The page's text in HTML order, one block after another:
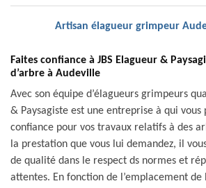
Artisan élagueur grimpeur
Faites confiance à JBS Elagueur &
d’arbre à Audeville
Avec son équipe d’élagueurs grimpeurs
& Paysagiste est une entreprise à qui vous
confiance pour vos travaux relatifs à des
la prestation que vous lui demandez, il
de qualité dans le respect ds normes et
attentes. En fonction de l’emplacement de